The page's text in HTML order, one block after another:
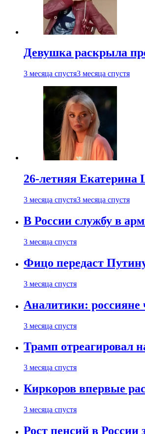
Девушка раскрыла
3 месяца спустя3 месяца спустя
26-летняя Екатерина
3 месяца спустя3 месяца спустя
В России службу в
3 месяца спустя
Фицо передаст
3 месяца спустя
Аналитики: россияне
3 месяца спустя
Трамп отреагировал
3 месяца спустя
Киркоров впервые
3 месяца спустя
Рост пенсий в России